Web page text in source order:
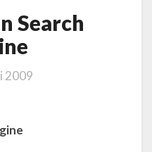
Search
2009